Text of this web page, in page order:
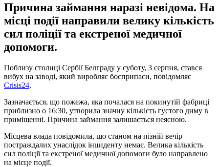
Причина займання наразі невідома. На
місці події направили велику кількість
сил поліції та екстреної медичної
допомоги.
Поблизу столиці Сербії Белграду у суботу, 3 серпня, стався
вибух на заводі, який виробляє боєприпаси, повідомляє
Crisis24.
Зазначається, що пожежа, яка почалася на покинутій фабриці
приблизно о 16:30, утворила значну кількість густого диму в
приміщенні. Причина займання залишається неясною.
Місцева влада повідомила, що станом на пізній вечір
постраждалих унаслідок інциденту немає. Велика кількість
сил поліції та екстреної медичної допомоги було направлено
на місце події.